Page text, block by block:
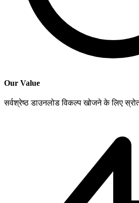
Our Value
सर्वश्रेष्ठ डाउनलोड विकल्प खोजने के लिए